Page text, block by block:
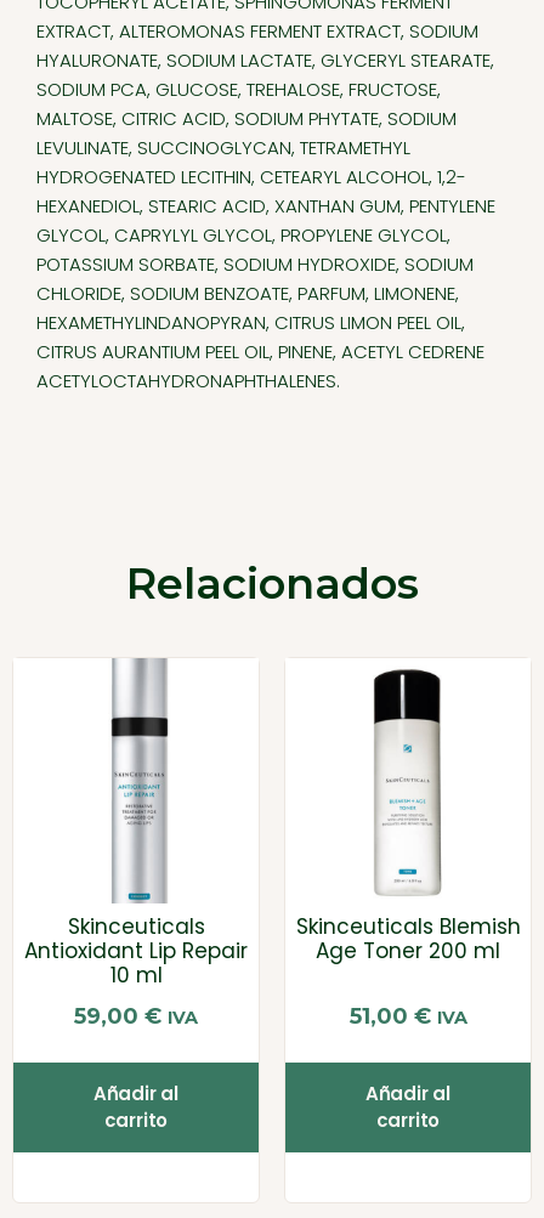
EXTRACT, ALTEROMONAS FERMENT EXTRACT, SODIUM
HYALURONATE, SODIUM LACTATE, GLYCERYL STEARATE,
SODIUM PCA, GLUCOSE, TREHALOSE, FRUCTOSE,
MALTOSE, CITRIC ACID, SODIUM PHYTATE, SODIUM
LEVULINATE, SUCCINOGLYCAN, TETRAMETHYL
HYDROGENATED LECITHIN, CETEARYL ALCOHOL, 1,2-
HEXANEDIOL, STEARIC ACID, XANTHAN GUM, PENTYLENE
GLYCOL, CAPRYLYL GLYCOL, PROPYLENE GLYCOL,
POTASSIUM SORBATE, SODIUM HYDROXIDE, SODIUM
CHLORIDE, SODIUM BENZOATE, PARFUM, LIMONENE,
HEXAMETHYLINDANOPYRAN, CITRUS LIMON PEEL OIL,
CITRUS AURANTIUM PEEL OIL, PINENE, ACETYL CEDRENE
ACETYLOCTAHYDRONAPHTHALENES.
Relacionados
Skinceuticals
Antioxidant Lip Repair
10 ml
59,00 € IVA
Añadir al
carrito
Skinceuticals Blemish
Age Toner 200 ml
51,00 € IVA
Añadir al
carrito